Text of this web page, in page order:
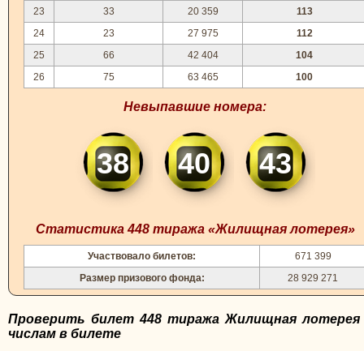
23
33 20 359
113
24
23 27 975
112
25
66 42 404
104
26
75 63 465 100
Невыпавшие номера:
38 40 43
Статистика 448 тиража «Жилищная лотерея»
Участвовало билетов:
671 399
Размер призового фонда:
28 929 271
Проверить билет 448 тиража Жилищная лотерея
числам в билете